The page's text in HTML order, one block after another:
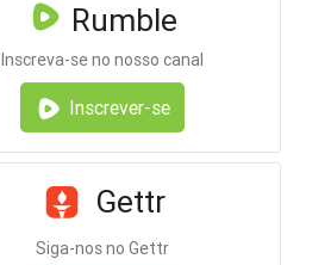
Rumble
Inscreva-se no nosso canal
Inscrever-se
Gettr
Siga-nos no Gettr